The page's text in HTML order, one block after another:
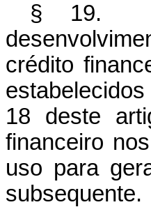
§ 19. O
crédito
18 deste
financeiro
uso para
subsequente.